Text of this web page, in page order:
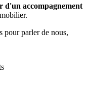
d'un accompagnement
pour parler de nous,